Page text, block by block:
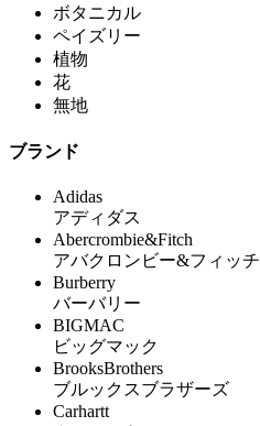
ボタニカル
ペイズリー
植物
花
無地
ブランド
Adidas
アディダス
Abercrombie&Fitch
アバクロンビー&フィッチ
Burberry
バーバリー
BIGMAC
ビッグマック
BrooksBrothers
ブルックスブラザーズ
Carhartt